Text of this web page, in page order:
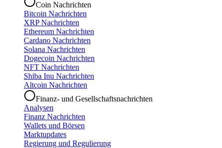
Coin Nachrichten
Bitcoin Nachrichten
XRP Nachrichten
Ethereum Nachrichten
Cardano Nachrichten
Solana Nachrichten
Dogecoin Nachrichten
NFT Nachrichten
Shiba Inu Nachrichten
Altcoin Nachrichten
Finanz- und Gesellschaftsnachrichten
Analysen
Finanz Nachrichten
Wallets und Börsen
Marktupdates
Regierung und Regulierung